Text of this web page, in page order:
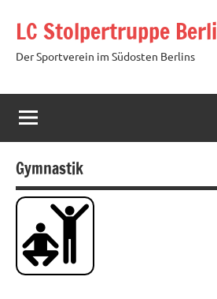
Inhalt
springen
LC Stolpertruppe
Der Sportverein im Südosten Berlins
Gymnastik